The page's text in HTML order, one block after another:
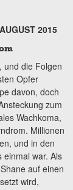
AUGUST 2015
und die Folgen
Opfer
davon, doch
zum
Wachkoma,
Millionen
und in den
einmal war. Als
auf einen
wird,